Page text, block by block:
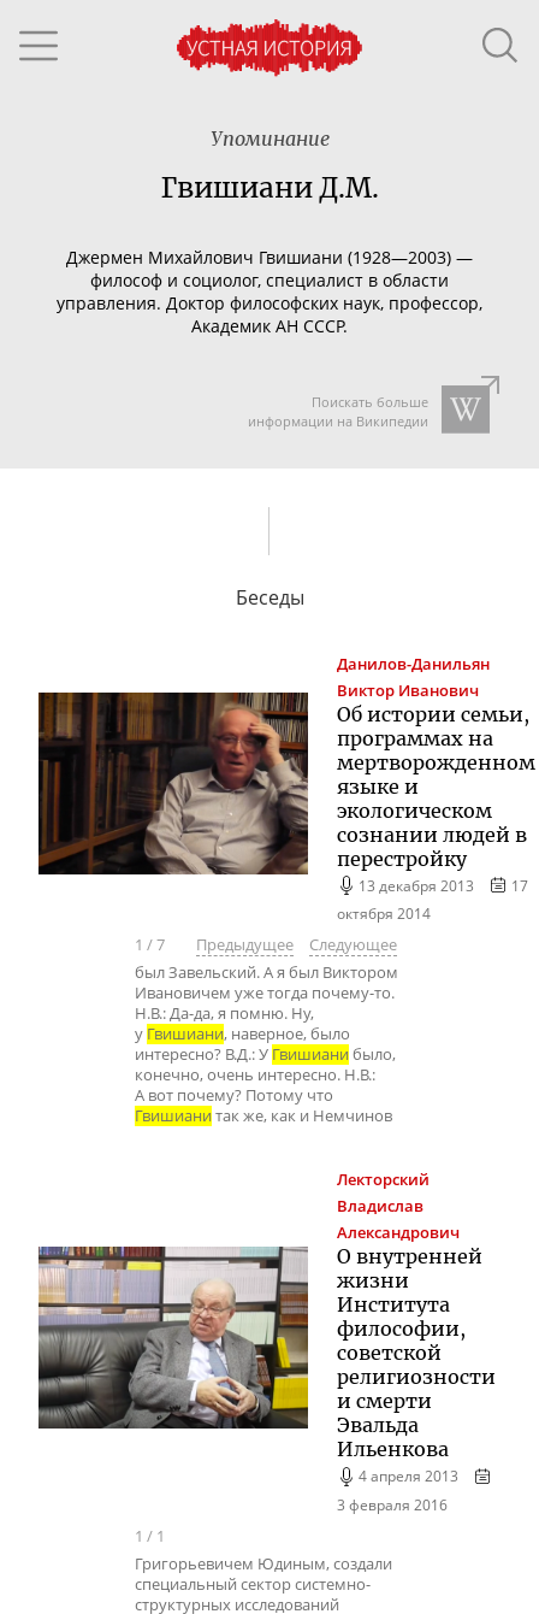
Упоминание
Гвишиани Д.М.
Джермен Михайлович Гвишиани (1928—2003) —
философ и социолог, специалист в области
управления. Доктор философских наук, профессор,
Академик АН СССР.
Поискать больше
информации на Википедии
Беседы
Данилов-Данильян
Виктор Иванович
Об истории семьи,
программах на
мертворожденном
языке и
экологическом
сознании людей в
перестройку
13 декабря 2013
17
октября 2014
1 /7 Предыдущее
Следующее
был Завельский. А я был Виктором
Ивановичем уже тогда почему-то.
Н.В.: Да-да, я помню. Ну,
у Гвишиани, наверное, было
интересно? В.Д.: У Гвишиани было,
конечно, очень интересно. Н.В.:
А вот почему? Потому что
Гвишиани так же, как и Немчинов
Лекторский
Владислав
Александрович
О внутренней
жизни
Института
философии,
советской
религиозности
и смерти
Эвальда
Ильенкова
4 апреля 2013
3 февраля 2016
1 / 1
Григорьевичем Юдиным, создали
специальный сектор системно-
структурных исследований